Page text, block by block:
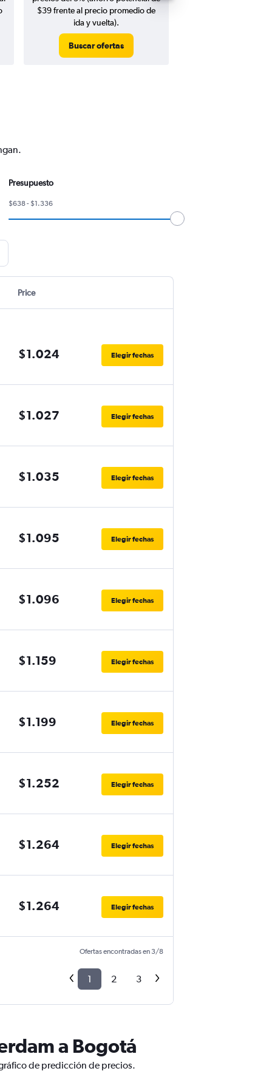
$39 frente al precio promedio de
ida y vuelta).
Buscar ofertas
Presupuesto
$638 - $1.336
Price
$1.024 Elegir fechas
$1.027 Elegir fechas
$1.035 Elegir fechas
$1.095 Elegir fechas
$1.096 Elegir fechas
$1.159 Elegir fechas
$1.199 Elegir fechas
$1.252 Elegir fechas
$1.264 Elegir fechas
$1.264 Elegir fechas
Ofertas encontradas en 3/8
1 2 3
a Bogotá
de predicción de precios.